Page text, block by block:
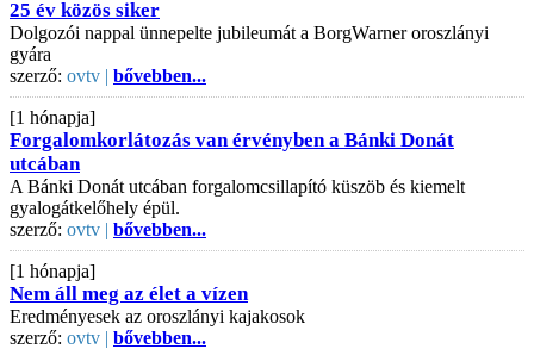
25 év közös siker
Dolgozói nappal ünnepelte jubileumát a BorgWarner oroszlányi
gyára
szerző: ovtv | bővebben...
[1 hónapja]
Forgalomkorlátozás van érvényben a Bánki Donát
utcában
A Bánki Donát utcában forgalomcsillapító küszöb és kiemelt
gyalogátkelőhely épül.
szerző: ovtv | bővebben...
[1 hónapja]
Nem áll meg az élet a vízen
Eredményesek az oroszlányi kajakosok
szerző: ovtv | bővebben...